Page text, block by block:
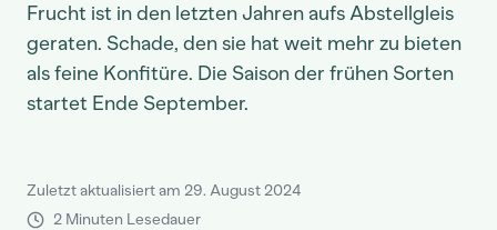
Frucht ist in den letzten Jahren aufs Abstellgleis
geraten. Schade, den sie hat weit mehr zu bieten
als feine Konfitüre. Die Saison der frühen Sorten
startet Ende September.
Zuletzt aktualisiert am 29. August 2024
2 Minuten Lesedauer